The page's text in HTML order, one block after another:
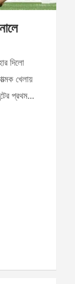
দিলো
খেলায়
প্রথম…